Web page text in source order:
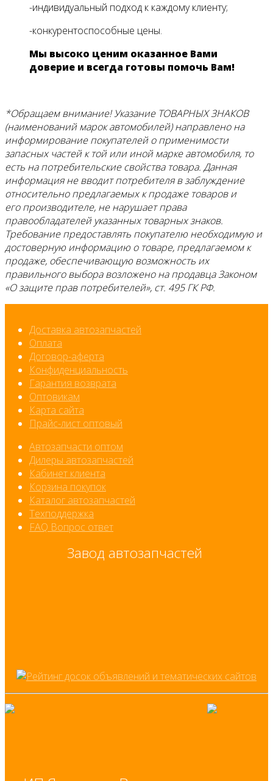
-индивидуальный подход к каждому клиенту;
-конкурентоспособные цены.
Мы высоко ценим оказанное Вами
доверие и всегда готовы помочь Вам!
*Обращаем внимание! Указание ТОВАРНЫХ ЗНАКОВ
(наименований марок автомобилей) направлено на
информирование покупателей о применимости
запасных частей к той или иной марке автомобиля, то
есть на потребительские свойства товара. Данная
информация не вводит потребителя в заблуждение
относительно предлагаемых к продаже товаров и
его производителе, не нарушает права
правообладателей указанных товарных знаков.
Требование предоставлять покупателю необходимую и
достоверную информацию о товаре, предлагаемом к
продаже, обеспечивающую возможность их
правильного выбора возложено на продавца Законом
«О защите прав потребителей», ст. 495 ГК РФ.
Доставка автозапчастей
Оплата
Договор-аферта
Конфиденциальность
Гарантия возврата
Оптовикам
Карта сайта
Прайс-лист оптовый
Автозапчасти оптом
Дилеры автозапчастей
Кабинет клиента
Корзина покупок
Каталог автозапчастей
Техподдержка
FAQ Вопрос ответ
Завод автозапчастей